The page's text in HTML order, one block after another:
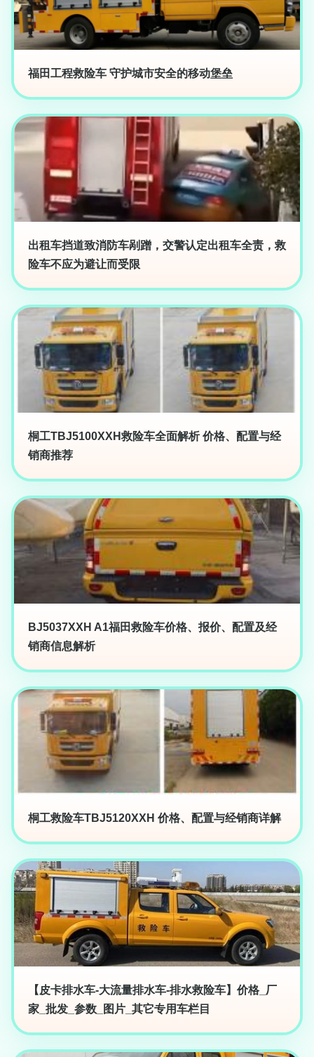
福田工程救险车 守护城市安全的移动堡垒
出租车挡道致消防车剐蹭，交警认定出租车全责，救
险车不应为避让而受限
桐工TBJ5100XXH救险车全面解析 价格、配置与经
销商推荐
BJ5037XXH A1福田救险车价格、报价、配置及经
销商信息解析
桐工救险车TBJ5120XXH 价格、配置与经销商详解
【皮卡排水车-大流量排水车-排水救险车】价格_厂
家_批发_参数_图片_其它专用车栏目